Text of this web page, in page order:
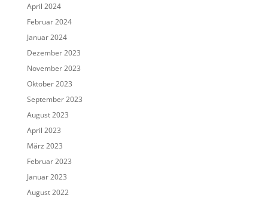
April 2024
Februar 2024
Januar 2024
Dezember 2023
November 2023
Oktober 2023
September 2023
August 2023
April 2023
März 2023
Februar 2023
Januar 2023
August 2022